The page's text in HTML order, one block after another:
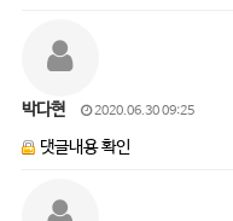
박다현 2020.06.30 09:25
댓글내용 확인